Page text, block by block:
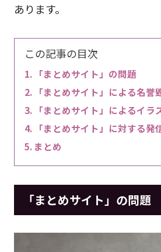
あります。
この記事の目次
「まとめサイト」の問題
「まとめサイト」による名誉
「まとめサイト」によるイラ
「まとめサイト」に対する発
まとめ
「まとめサイト」の問題